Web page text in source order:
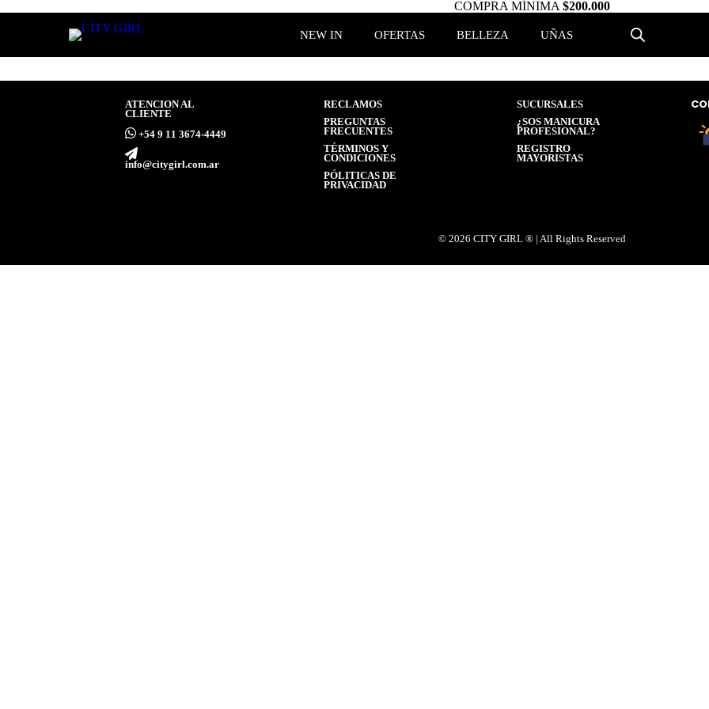
COMPRA MÍNIMA $200.000
NEW IN OFERTAS BELLEZA UÑAS
ATENCION AL
CLIENTE
ㅤ+54 9 11 3674-4449
info@citygirl.com.ar
RECLAMOS
PREGUNTAS
FRECUENTES
TÉRMINOS Y
CONDICIONES
PÓLITICAS DE
PRIVACIDAD
SUCURSALES
¿SOS MANICURA
PROFESIONAL?
REGISTRO
MAYORISTAS
© 2026 CITY GIRL ®| All Rights Reserved